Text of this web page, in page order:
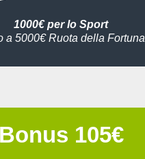
1000€ per lo Sport
a 5000€ Ruota della Fortuna
Bonus 105€